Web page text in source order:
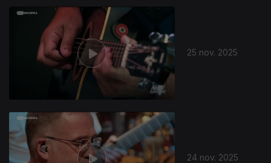
25 nov. 2025
24 nov. 2025